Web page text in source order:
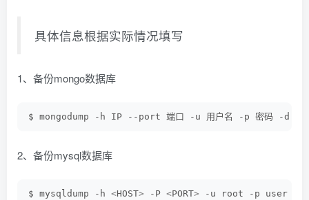
      secret: ZXhhbXBsZS1hcHAtc2VjcmV0
endpoint:
  extensions:
        namespace: zadig
具体信息根据实际情况填写
1、备份mongo数据库
$ mongodump -h IP --port 端口 -u 用户名 -p 密码 -d 数据
2、备份mysql数据库
$ mysqldump -h <HOST> -P <PORT> -u root -p user